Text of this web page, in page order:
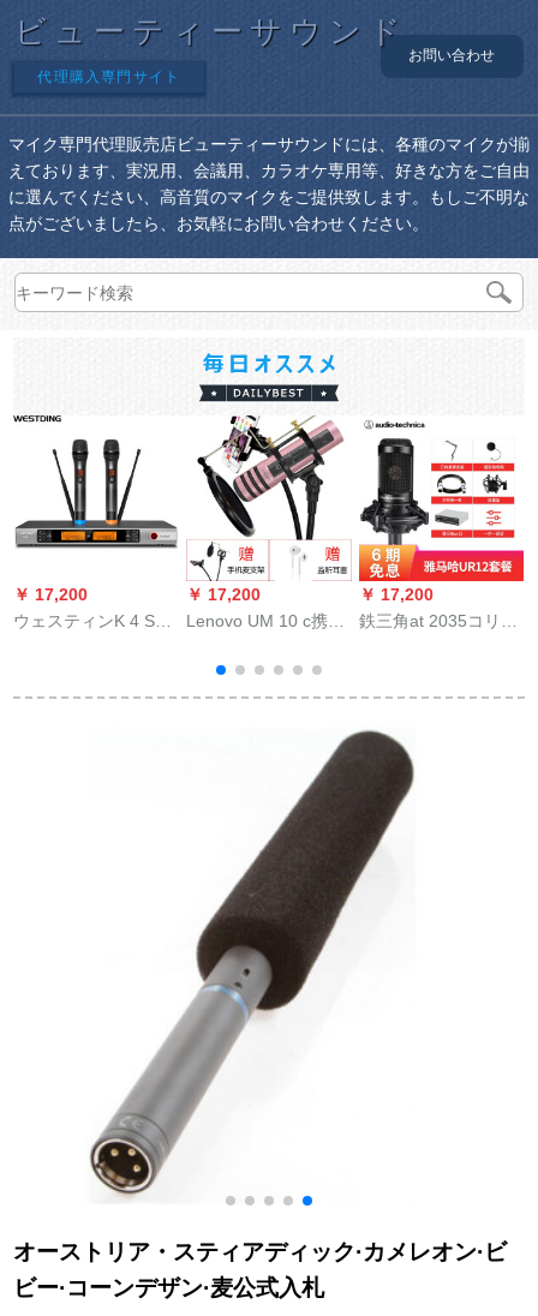
ビューティーサウンド
代理購入専門サイト
お問い合わせ
マイク専門代理販売店ビューティーサウンドには、各種のマイクが揃
えております、実況用、会議用、カラオケ専用等、好きな方をご自由
に選んでください、高音質のマイクをご提供致します。もしご不明な
点がございましたら、お気軽にお問い合わせください。
￥ 17,200
ウェスティンK 4 Sワ
ケ舞台で結婚式場を
￥ 17,200
Lenovo UM 10 c携帯
して歌っています。
全国民のカラオケア
￥ 17,200
鉄三角at 2035コリン
の歌を歌にするカラ
オケをキーにする携
帯电话で生放送しま
す。専门设备は全民
でヤマハのサウドを
配合しています。
オーストリア・スティアディック·カメレオン·ビ
ビー·コーンデザン·麦公式入札